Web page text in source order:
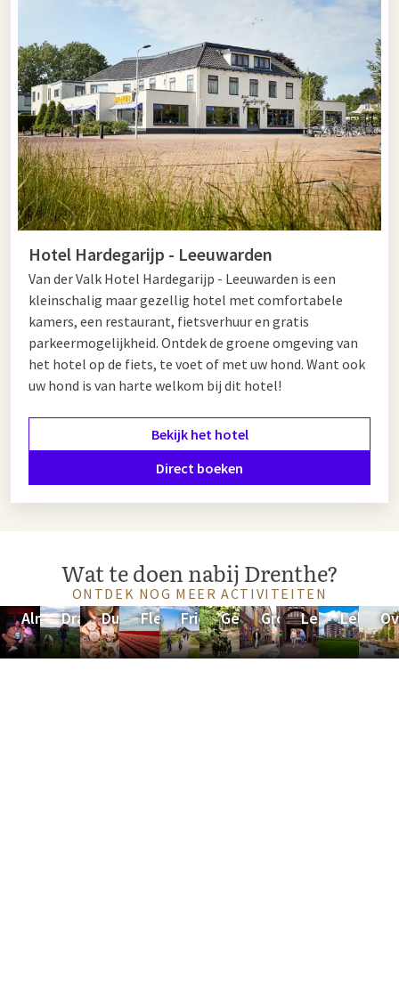
Hotel Hardegarijp - Leeuwarden
Van der Valk Hotel Hardegarijp - Leeuwarden is een
kleinschalig maar gezellig hotel met comfortabele
kamers, een restaurant, fietsverhuur en gratis
parkeermogelijkheid. Ontdek de groene omgeving van
het hotel op de fiets, te voet of met uw hond. Want ook
uw hond is van harte welkom bij dit hotel!
Bekijk het hotel
Direct boeken
Wat te doen nabij Drenthe?
ONTDEK NOG MEER ACTIVITEITEN
AlmeloDrachtenDuitslandFlevolandFrieslandGelderlandGroningenLeeuwarden